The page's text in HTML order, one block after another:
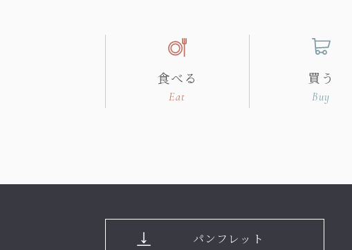
食べる
Eat
買う
Buy
パンフレット